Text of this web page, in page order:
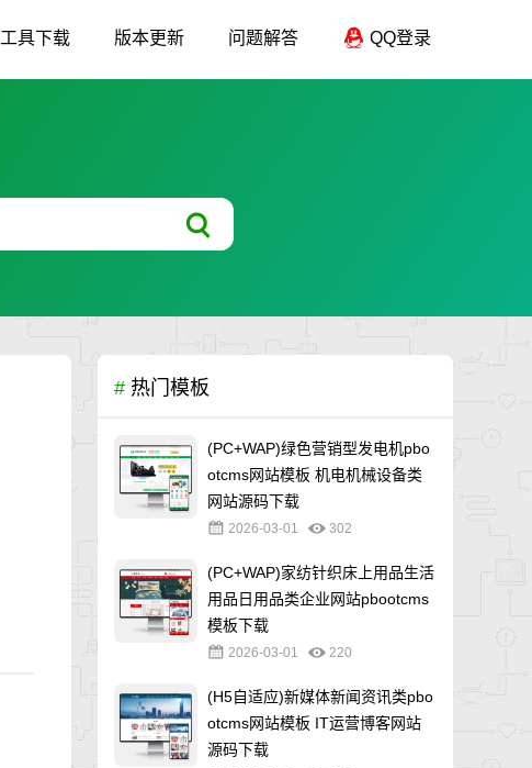
工具下载 版本更新 问题解答 QQ登录
# 热门模板
(PC+WAP)绿色营销型发电机pbo
otcms网站模板 机电机械设备类
网站源码下载
2026-03-01 302
(PC+WAP)家纺针织床上用品生活
用品日用品类企业网站pbootcms
模板下载
2026-03-01 220
(H5自适应)新媒体新闻资讯类pbo
otcms网站模板 IT运营博客网站
源码下载